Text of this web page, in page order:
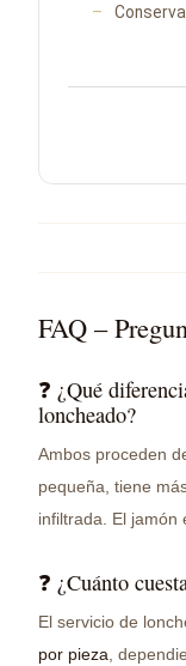
FAQ –
❓ ¿Qué
loncheado?
Ambos proceden
pequeña, tiene
infiltrada. El jamón
❓ ¿Cuánto
El servicio de
por pieza,